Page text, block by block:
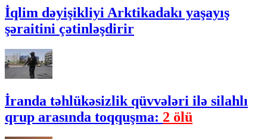
İqlim dəyişikliyi Arktikadakı yaşayış
şəraitini çətinləşdirir
İranda təhlükəsizlik qüvvələri ilə silahlı
qrup arasında toqquşma: 2 ölü